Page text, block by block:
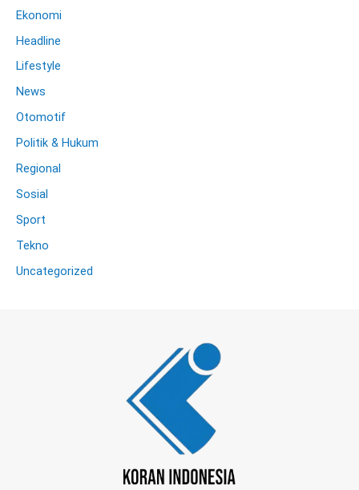
Ekonomi
Headline
Lifestyle
News
Otomotif
Politik & Hukum
Regional
Sosial
Sport
Tekno
Uncategorized